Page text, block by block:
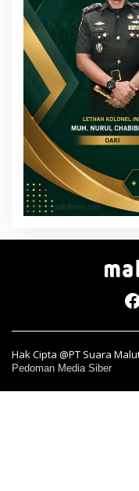
Hak Cipta @PT Suara
Pedoman Media Siber